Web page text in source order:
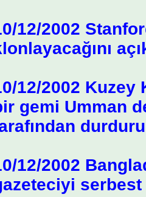
12/2002
12/2002 Kuzey
gemi Umman
12/2002
serbest